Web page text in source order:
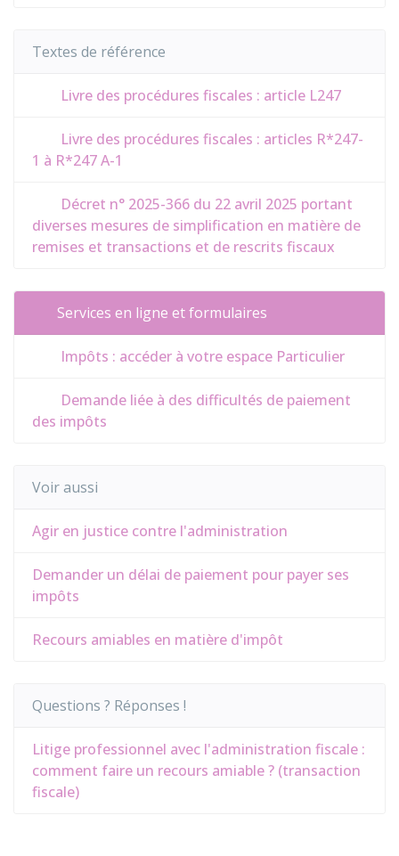
Textes de référence
Livre des procédures fiscales : article L247
Livre des procédures fiscales : articles R*247-
1 à R*247 A-1
Décret n° 2025-366 du 22 avril 2025 portant
diverses mesures de simplification en matière de
remises et transactions et de rescrits fiscaux
Services en ligne et formulaires
Impôts : accéder à votre espace Particulier
Demande liée à des difficultés de paiement
des impôts
Voir aussi
Agir en justice contre l'administration
Demander un délai de paiement pour payer ses
impôts
Recours amiables en matière d'impôt
Questions ? Réponses !
Litige professionnel avec l'administration fiscale :
comment faire un recours amiable ? (transaction
fiscale)